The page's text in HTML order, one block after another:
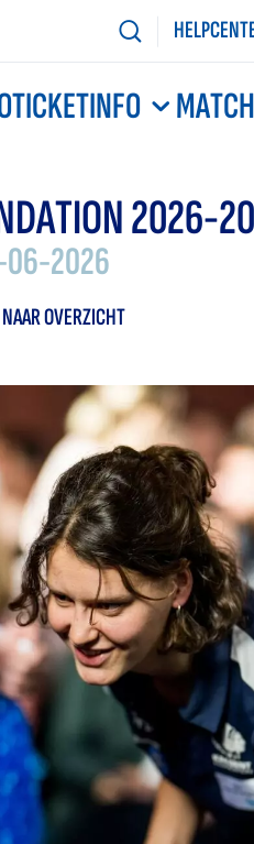
TICKETINFO
2026-
2026
OVERZICHT